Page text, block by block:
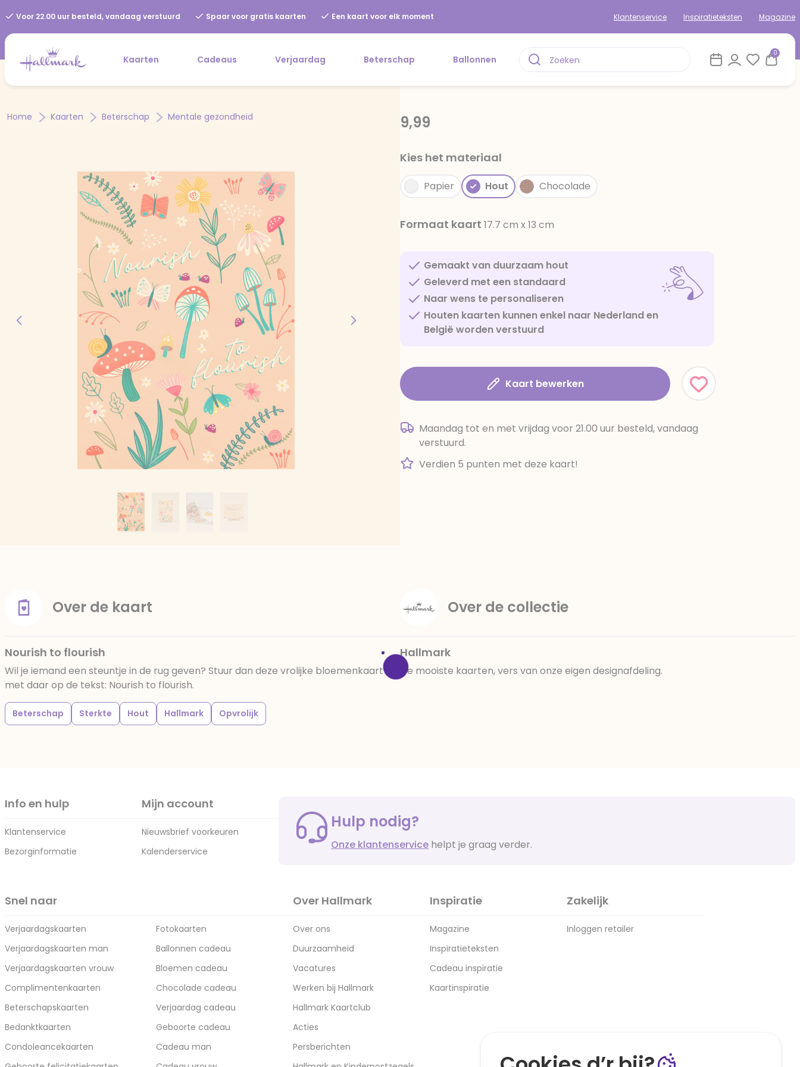
Voor 22.00 uur besteld, vandaag verstuurd Spaar voor gratis kaarten Een kaart voor elk moment Klantenservice Inspiratieteksten Magazine
Kaarten Cadeaus Verjaardag Beterschap Ballonnen
0
Home Kaarten Beterschap Mentale gezondheid 9,99
Kies het materiaal
Papier Hout Chocolade
Formaat kaart 17.7 cm x 13 cm
Gemaakt van duurzaam hout
Geleverd met een standaard
Naar wens te personaliseren
Houten kaarten kunnen enkel naar Nederland en
België worden verstuurd
Kaart bewerken
Maandag tot en met vrijdag voor 21.00 uur besteld, vandaag
verstuurd.
Verdien 5 punten met deze kaart!
Over de kaart
Nourish to flourish
Wil je iemand een steuntje in de rug geven? Stuur dan deze vrolijke bloemenkaart
met daar op de tekst: Nourish to flourish.
Beterschap Sterkte Hout Hallmark Opvrolijk
Over de collectie
Hallmark
De mooiste kaarten, vers van onze eigen designafdeling.
Info en hulp
Klantenservice
Bezorginformatie
Mijn account
Nieuwsbrief voorkeuren
Kalenderservice
Hulp nodig?
Onze klantenservice helpt je graag verder.
Snel naar
Verjaardagskaarten
Verjaardagskaarten man
Verjaardagskaarten vrouw
Complimentenkaarten
Beterschapskaarten
Bedanktkaarten
Condoleancekaarten
Fotokaarten
Ballonnen cadeau
Bloemen cadeau
Chocolade cadeau
Verjaardag cadeau
Geboorte cadeau
Cadeau man
Over Hallmark
Over ons
Duurzaamheid
Vacatures
Werken bij Hallmark
Hallmark Kaartclub
Acties
Persberichten
Inspiratie
Magazine
Inspiratieteksten
Cadeau inspiratie
Kaartinspiratie
Zakelijk
Inloggen retailer